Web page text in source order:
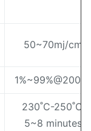
50~70mj/cm
1%~99%@200lpi
230˚C-250˚C,
5~8 minutes